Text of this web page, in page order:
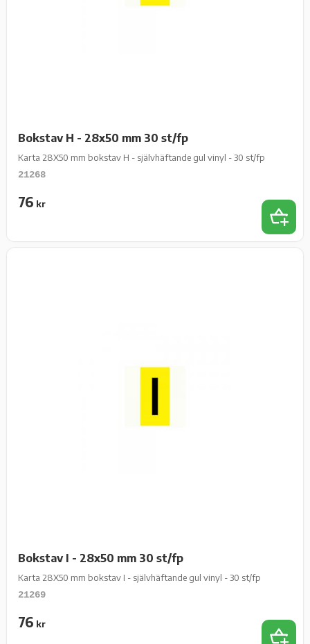
Bokstav H - 28x50 mm 30 st/fp
Karta 28X50 mm bokstav H - självhäftande gul vinyl - 30 st/fp
21268
76 kr
Bokstav I - 28x50 mm 30 st/fp
Karta 28X50 mm bokstav I - självhäftande gul vinyl - 30 st/fp
21269
76 kr